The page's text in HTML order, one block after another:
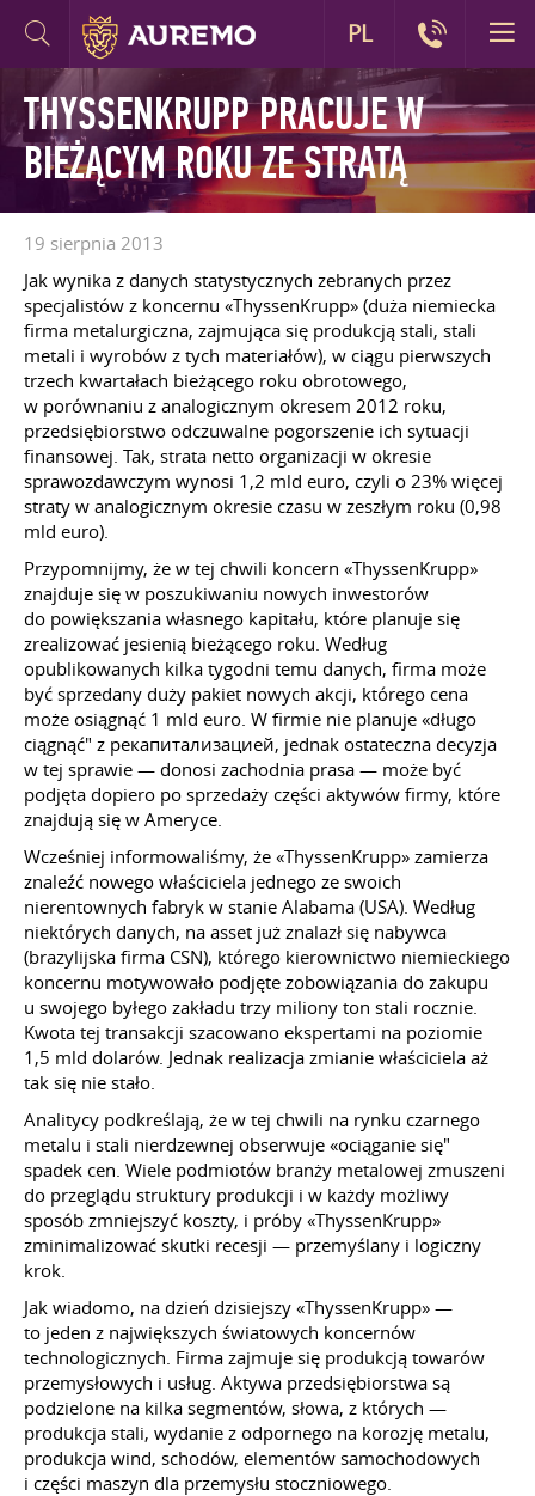
THYSSENKRUPP PRACUJE W
BIEŻĄCYM ROKU ZE STRATĄ
19 sierpnia 2013
Jak wynika z danych statystycznych zebranych przez
specjalistów z koncernu «ThyssenKrupp» (duża niemiecka
firma metalurgiczna, zajmująca się produkcją stali, stali
metali i wyrobów z tych materiałów), w ciągu pierwszych
trzech kwartałach bieżącego roku obrotowego,
w porównaniu z analogicznym okresem 2012 roku,
przedsiębiorstwo odczuwalne pogorszenie ich sytuacji
finansowej. Tak, strata netto organizacji w okresie
sprawozdawczym wynosi 1,2 mld euro, czyli o 23% więcej
straty w analogicznym okresie czasu w zeszłym roku (0,98
mld euro).
Przypomnijmy, że w tej chwili koncern «ThyssenKrupp»
znajduje się w poszukiwaniu nowych inwestorów
do powiększania własnego kapitału, które planuje się
zrealizować jesienią bieżącego roku. Według
opublikowanych kilka tygodni temu danych, firma może
być sprzedany duży pakiet nowych akcji, którego cena
może osiągnąć 1 mld euro. W firmie nie planuje «długo
ciągnąć" z рекапитализацией, jednak ostateczna decyzja
w tej sprawie — donosi zachodnia prasa — może być
podjęta dopiero po sprzedaży części aktywów firmy, które
znajdują się w Ameryce.
Wcześniej informowaliśmy, że «ThyssenKrupp» zamierza
znaleźć nowego właściciela jednego ze swoich
nierentownych fabryk w stanie Alabama (USA). Według
niektórych danych, na asset już znalazł się nabywca
(brazylijska firma CSN), którego kierownictwo niemieckiego
koncernu motywowało podjęte zobowiązania do zakupu
u swojego byłego zakładu trzy miliony ton stali rocznie.
Kwota tej transakcji szacowano ekspertami na poziomie
1,5 mld dolarów. Jednak realizacja zmianie właściciela aż
tak się nie stało.
Analitycy podkreślają, że w tej chwili na rynku czarnego
metalu i stali nierdzewnej obserwuje «ociąganie się"
spadek cen. Wiele podmiotów branży metalowej zmuszeni
do przeglądu struktury produkcji i w każdy możliwy
sposób zmniejszyć koszty, i próby «ThyssenKrupp»
zminimalizować skutki recesji — przemyślany i logiczny
krok.
Jak wiadomo, na dzień dzisiejszy «ThyssenKrupp» —
to jeden z największych światowych koncernów
technologicznych. Firma zajmuje się produkcją towarów
przemysłowych i usług. Aktywa przedsiębiorstwa są
podzielone na kilka segmentów, słowa, z których —
produkcja stali, wydanie z odpornego na korozję metalu,
produkcja wind, schodów, elementów samochodowych
i części maszyn dla przemysłu stoczniowego.
PL